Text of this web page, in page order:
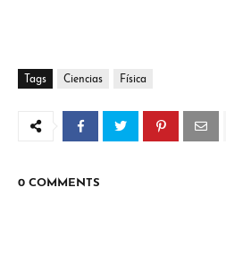
Tags Ciencias Física
0 COMMENTS